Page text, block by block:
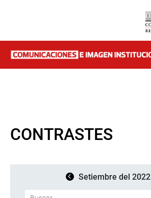
CONTRASTES
Setiembre del 2022